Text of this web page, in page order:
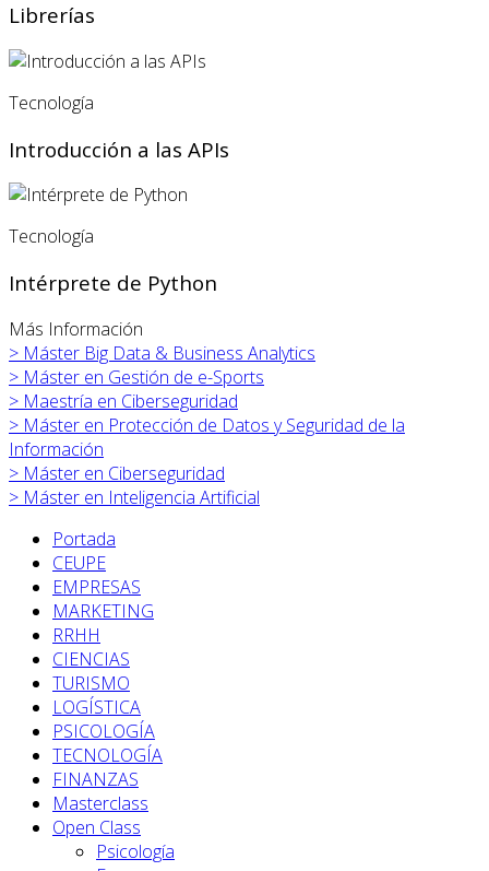
Librerías
Tecnología
Introducción a las APIs
Tecnología
Intérprete de Python
Más Información
> Máster Big Data & Business Analytics
> Máster en Gestión de e-Sports
> Maestría en Ciberseguridad
> Máster en Protección de Datos y Seguridad de la
Información
> Máster en Ciberseguridad
> Máster en Inteligencia Artificial
Portada
CEUPE
EMPRESAS
MARKETING
RRHH
CIENCIAS
TURISMO
LOGÍSTICA
PSICOLOGÍA
TECNOLOGÍA
FINANZAS
Masterclass
Open Class
Psicología